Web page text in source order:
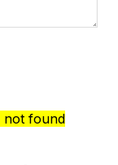
not found